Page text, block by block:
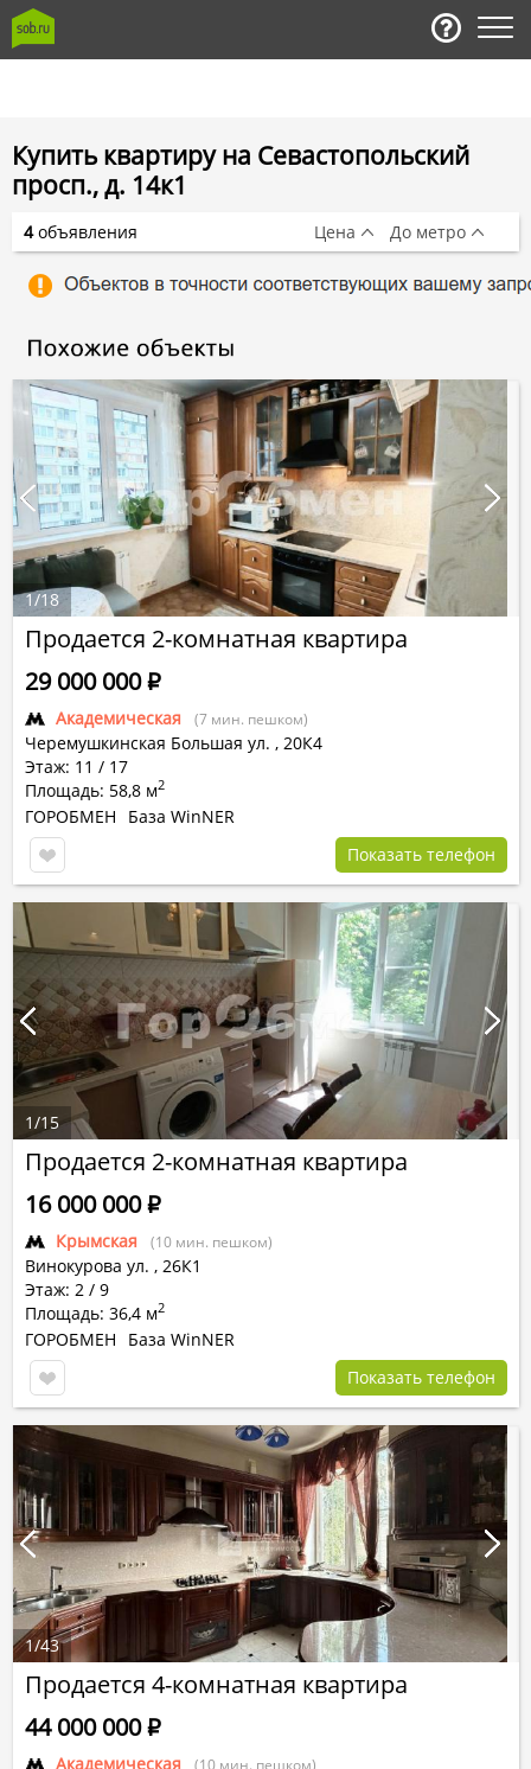
Купить квартиру на Севастопольский
просп., д. 14к1
Продается 2-комнатная квартира
Академическая (7 мин. пешком)
Черемушкинская Большая ул. , 20К4
Этаж: 11 / 17
Площадь: 58,8 м2
29 000 000Р
ГОРОБМЕН
База WinNER
Показать телефон
1/18
Продается 2-комнатная квартира
Крымская (10 мин. пешком)
Винокурова ул. , 26К1
Этаж: 2 / 9
Площадь: 36,4 м2
16 000 000Р
ГОРОБМЕН
База WinNER
Показать телефон
1/15
Продается 4-комнатная квартира
Академическая (10 мин. пешком)
44 000 000Р
1/43
4объявления Цена До метро